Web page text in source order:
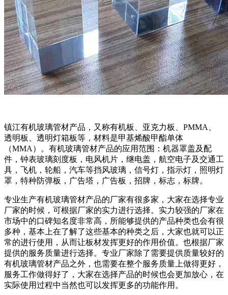
镇江有机玻璃管材产品，又称有机板、亚克力板、PMMA、
透明板、透明灯箱板等，材料是甲基烯酸甲酯单体
（MMA）。有机玻璃管材产品的应用范围：机器罩盖及配
件，钟表玻璃刻度板，电风机片，继电盖，航空电子及交通工
具，飞机，轮船，汽车等挡风玻璃，信号灯，指示灯，照明灯
罩，特种防弹板，广告塔，广告板，招牌，标志，标牌。
专业生产有机玻璃管材产品的厂家有很多家，大家在选择专业
厂家的时候，可根据厂家的实力进行选择。实力较强的厂家在
市场中的口碑知名度非常高，所能够提供的产品种类也会有很
多种，基本上在了解了这些基本的种类之后，大家也就可以正
常的进行使用，从而让板材发挥更好的作用价值。也根据厂家
提供的服务质量进行选择。专业厂家除了需要提供质量较好的
有机玻璃管材产品之外，也需要在整个服务质量上做得更好，
服务工作做得好了，大家在选择产品的时候也会更加放心，在
实际使用过程中当然也可以发挥更多的功能作用。